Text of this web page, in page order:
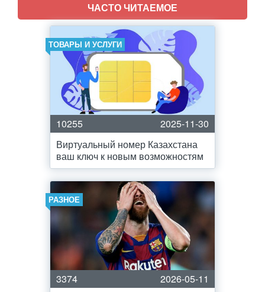
ЧАСТО ЧИТАЕМОЕ
ТОВАРЫ И УСЛУГИ
10255
2025-11-30
Виртуальный номер Казахстана
ваш ключ к новым возможностям
РАЗНОЕ
3374
2026-05-11